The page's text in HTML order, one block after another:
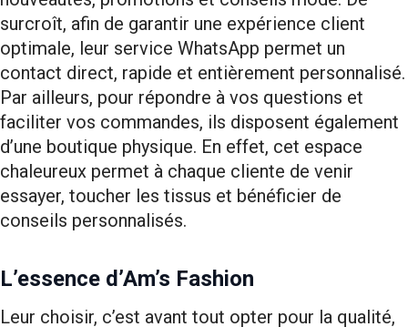
surcroît, afin de garantir une expérience client
optimale, leur service WhatsApp permet un
contact direct, rapide et entièrement personnalisé.
Par ailleurs, pour répondre à vos questions et
faciliter vos commandes, ils disposent également
d’une boutique physique. En effet, cet espace
chaleureux permet à chaque cliente de venir
essayer, toucher les tissus et bénéficier de
conseils personnalisés.
L’essence d’Am’s Fashion
Leur choisir, c’est avant tout opter pour la qualité,